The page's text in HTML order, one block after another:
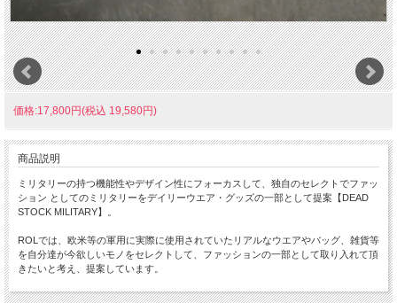
価格:17,800円(税込 19,580円)
商品説明
ミリタリーの持つ機能性やデザイン性にフォーカスして、独自のセレクトでファッ
ション としてのミリタリーをデイリーウエア・グッズの一部として提案【DEAD
STOCK MILITARY】。
ROLでは、欧米等の軍用に実際に使用されていたリアルなウエアやバッグ、雑貨等
を自分達が今欲しいモノをセレクトして、ファッションの一部として取り入れて頂
きたいと考え、提案しています。
独特なカラーリングとスッキリしたシルエットが印象的なカーゴパンツ[GERMAN